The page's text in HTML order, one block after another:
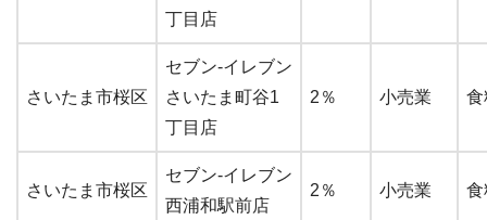
丁目店
さいたま市桜区
セブン-イレブン
さいたま町谷1
丁目店
2％ 小売業 食
さいたま市桜区
セブン-イレブン
西浦和駅前店
2％ 小売業 食